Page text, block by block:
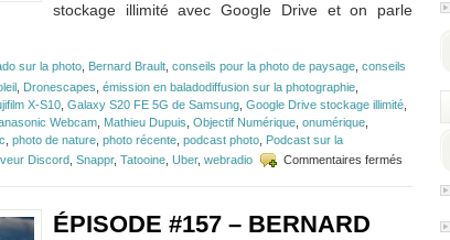
stockage illimité avec Google Drive et on parle
sur la photo Bernard Brault conseils pour la photo de paysage conseils
Dronescapes émission en baladodiffusion sur la photographie
X-S10 Galaxy S20 FE 5G de Samsung Google Drive stockage illimité
Webcam Mathieu Dupuis Objectif Numérique onumérique
photo de nature photo récente podcast photo Podcast sur la
Discord Snappr, Tatooine Uber, webradio Commentaires fermés
#172
ÉPISODE #157 – BERNARD